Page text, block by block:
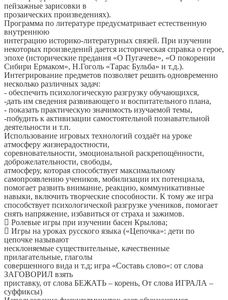
пейзажные зарисовки в
прозаических произведениях).
Программа по литературе предусматривает естественную
внутреннюю
интеграцию историко-литературных связей. При изучении
некоторых произведений дается историческая справка о герое,
эпохе (исторические предания «О Пугачеве», «О покорении
Сибири Ермаком», Н.Гоголь «Тарас Бульба» и т.д.).
Интегрирование предметов позволяет решить одновременно
несколько различных задач:
- обеспечить психологическую разгрузку обучающихся,
-дать им сведения развивающего и воспитательного плана,
- показать практическую значимость изучаемой темы,
-побудить к активизации самостоятельной познавательной
деятельности и т.п.
Использование игровых технологий создаёт на уроке
атмосферу жизнерадостности,
соревновательности, эмоциональной раскрепощённости,
доброжелательности, свободы,
атмосферу, которая способствует максимальному
самопроявлению учеников, мобилизации их потенциала,
помогает развить внимание, реакцию, коммуникативные
навыки, включить творческие способности. К тому же игра
способствует психологической разгрузке учеников, помогает
снять напряжение, избавиться от страха и зажимов.
 Ролевые игры при изучении басен Крылова;
 Игры на уроках русского языка («Цепочка»: дети по
цепочке называют
несклоняемые существительные, качественные
прилагательные, глаголы
совершенного вида и т.д; игра «Составь слово»: от слова
ЗАГОВОРИЛ взять
приставку, от слова БЕЖАТЬ – корень, От слова ИГРАЛА –
суффиксы)